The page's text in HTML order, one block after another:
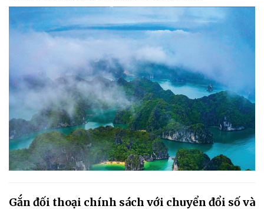
Gắn đối thoại chính sách với chuyển đổi số và